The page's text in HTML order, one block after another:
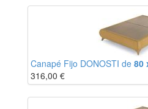
Canapé Fijo DONOSTI de 80
316,00 €